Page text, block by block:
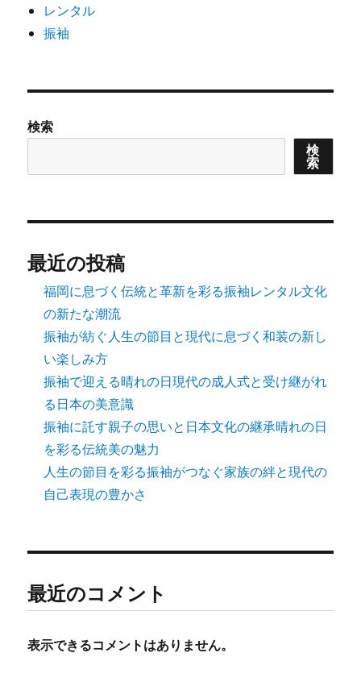
レンタル
振袖
検索
検
索
最近の投稿
福岡に息づく伝統と革新を彩る振袖レンタル文化
の新たな潮流
振袖が紡ぐ人生の節目と現代に息づく和装の新し
い楽しみ方
振袖で迎える晴れの日現代の成人式と受け継がれ
る日本の美意識
振袖に託す親子の思いと日本文化の継承晴れの日
を彩る伝統美の魅力
人生の節目を彩る振袖がつなぐ家族の絆と現代の
自己表現の豊かさ
最近のコメント
表示できるコメントはありません。